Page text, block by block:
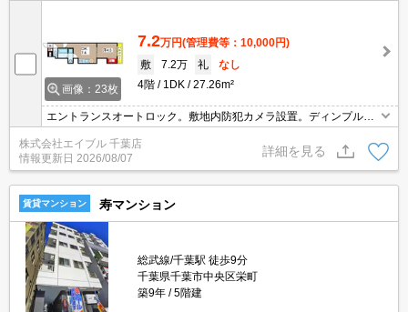
画像：23枚
7.2万円(管理費等：10,000円)
敷
7.2万 礼
なし
4階
1DK 27.26m²
エントランスオートロック。敷地内防犯カメラ設置。ディンプルキ
ーを採用。TVモニター付インターホン。エアコン2基付き。浴室乾
燥機付。シャワー付独立洗面台。システムキッチン。インターネッ
ト無料。
株式会社エイブル 千葉店
情報更新日 2026/08/07
詳細を見る
賃貸マンション 寿マンション
総武線/千葉駅 徒歩9分
千葉県千葉市中央区栄町
築9年
5階建